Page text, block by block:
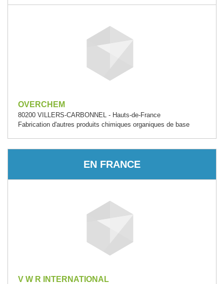
OVERCHEM
80200 VILLERS-CARBONNEL - Hauts-de-France
Fabrication d'autres produits chimiques organiques de base
EN FRANCE
V W R INTERNATIONAL